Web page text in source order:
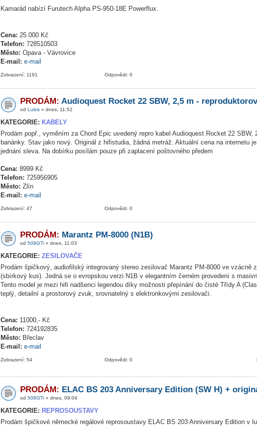
Kamarád nabízí Furutech Alpha PS-950-18E Powerflux.
Cena: 25 000 Kč
Telefon: 728510503
Město: Opava - Vávrovice
E-mail: e-mail
Odpovědi: 0
Zobrazení: 1191
PRODÁM: Audioquest Rocket 22 SBW, 2,5 m -
od Lubis » dnes, 11:52
KATEGORIE: KABELY
Prodám popř., vyměním za Chord Epic uvedený repro kabel Audioquest Rocket 22 SBW,
banánky. Stav jako nový. Originál z hifistudia, žádná metráž. Aktuální cena na internetu
jednání sleva. Na dobírku posílám pouze při zaplacení poštovného předem
Cena: 8999 Kč
Telefon: 725956905
Město: Zlín
E-mail: e-mail
Odpovědi: 0
Zobrazení: 47
PRODÁM: Marantz PM-8000 (N1B)
od 508GTi » dnes, 11:03
KATEGORIE: ZESILOVAČE
Prodám špičkový, audiofilský integrovaný stereo zesilovač Marantz PM-8000 ve vzácně
(sbírkový kus). Jedná se o evropskou verzi N1B v elegantním černém provedení s
Tento model je mezi hifi nadšenci legendou díky možnosti přepínání do čisté Třídy A
teplý, detailní a prostorový zvuk, srovnatelný s elektronkovými zesilovači.
Cena: 11000,- Kč
Telefon: 724192835
Město: Břeclav
E-mail: e-mail
Odpovědi: 0
Zobrazení: 54
PRODÁM: ELAC BS 203 Anniversary Edition (SW H) +
od 508GTi » dnes, 09:04
KATEGORIE: REPROSOUSTAVY
Prodám špičkové německé regálové reprosoustavy ELAC BS 203 Anniversary Edition v